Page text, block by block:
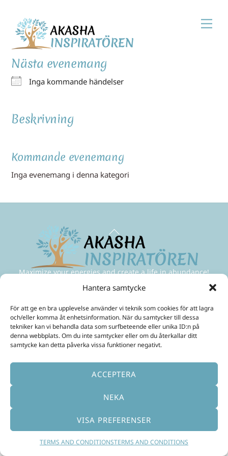
Hantera samtycke
För att ge en bra upplevelse använder vi teknik som cookies för att lagra
och/eller komma åt enhetsinformation. När du samtycker till dessa
tekniker kan vi behandla data som surfbeteende eller unika ID:n på
denna webbplats. Om du inte samtycker eller om du återkallar ditt
samtycke kan detta påverka vissa funktioner negativt.
ACCEPTERA
NEKA
VISA PREFERENSER
TERMS AND CONDITIONSTERMS AND CONDITIONS
content
Nästa evenemang
Inga kommande händelser
Beskrivning
Kommande evenemang
Inga evenemang i denna kategori
To
Top
Maximize your energies and create a life in abundance!
Mobil:+46 70 299 3331
SOCIAL MEDIA
Swedish